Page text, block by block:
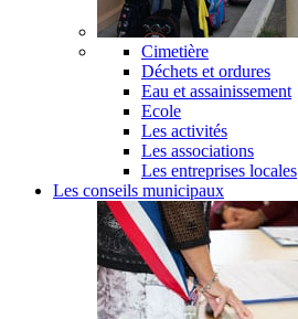
Cimetière
Déchets et ordures
Eau et assainissement
Ecole
Les activités
Les associations
Les entreprises locales
Les conseils municipaux